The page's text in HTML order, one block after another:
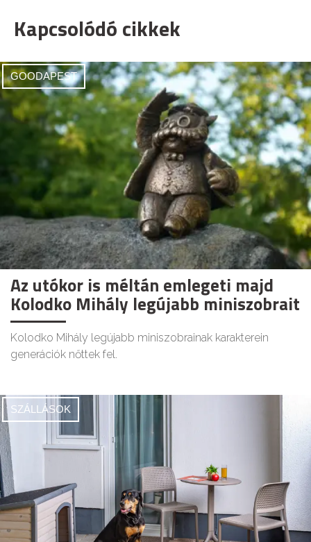
Kapcsolódó cikkek
GOODAPEST
Az utókor is méltán emlegeti majd
Kolodko Mihály legújabb miniszobrait
Kolodko Mihály legújabb miniszobrainak karakterein
generációk nőttek fel.
SZÁLLÁSOK